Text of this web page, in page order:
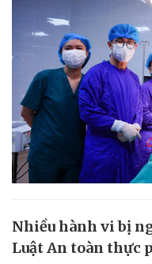
Nhiều hành vi bị
Luật An toàn thực